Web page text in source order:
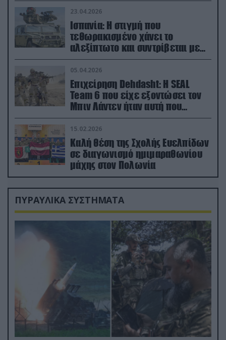
23.04.2026
Ισπανία: Η στιγμή που
τεθωρακισμένο χάνει το
αλεξίπτωτο και συντρίβεται με
ορμή στο έδαφος (βίντεο)
05.04.2026
Επιχείρηση Dehdasht: Η SEAL
Team 6 που είχε εξοντώσει τον
Μπιν Λάντεν ήταν αυτή που
διέσωσε τον πιλότο του F-15
15.02.2026
Καλή θέση της Σχολής Ευελπίδων
σε διαγωνισμό ημιμαραθωνίου
μάχης στον Πολωνία
ΠΥΡΑΥΛΙΚΑ ΣΥΣΤΗΜΑΤΑ